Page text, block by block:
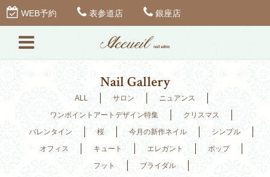
WEB予約 表参道店 銀座店
Nail Gallery
ALL サロン
ニュアンス
ワンポイントアートデザイン特集
クリスマス
バレンタイン
桜 今月の新作ネイル
シンプル
オフィス
キュート エレガント
ポップ
フット
ブライダル